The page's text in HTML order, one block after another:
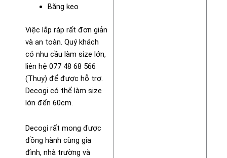
Băng keo
Việc lắp ráp rất đơn giản
và an toàn. Quý khách
có nhu cầu làm size lớn,
liên hệ 077 48 68 566
(Thuy) để được hỗ trợ.
Decogi có thể làm size
lớn đến 60cm.
Decogi rất mong được
đồng hành cùng gia
đình, nhà trường và